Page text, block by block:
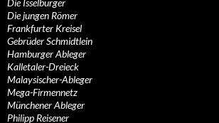
Die Isselburger
Die jungen Römer
Frankfurter Kreisel
Gebrüder Schmidtlein
Hamburger Ableger
Kalletaler-Dreieck
Malaysischer-Ableger
Mega-Firmennetz
Münchener Ableger
Philipp Reisener